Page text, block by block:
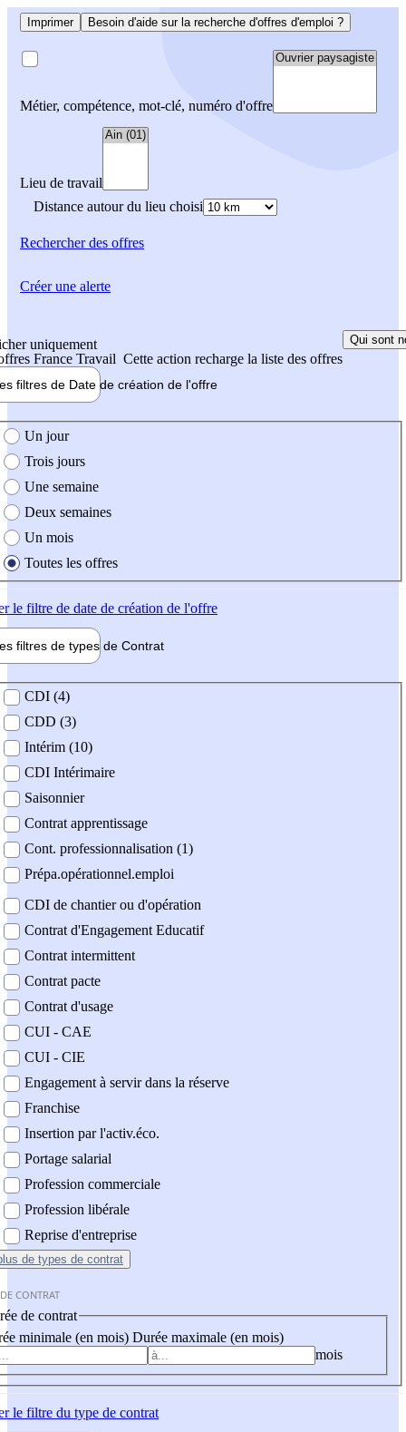
Imprimer Besoin d'aide sur la recherche d'offres d'emploi ?
Métier, compétence, mot-clé, numéro d'offre
Lieu de travail
Distance autour du lieu choisi
Rechercherdes offres
uniquement
France Travail Cette action recharge la liste des offres
Qui sont
filtres de Date de création de l'offre
création de l'offre
Un jour
Trois jours
Une semaine
Deux semaines
Un mois
Toutes les offres
le filtre de date de création de l'offre
filtres de types de Contrat
contrat
CDI (4)
CDD (3)
Intérim (10)
CDI Intérimaire
Saisonnier
Contrat apprentissage
Cont. professionnalisation (1)
Prépa.opérationnel.emploi
CDI de chantier ou d'opération
Contrat d'Engagement Educatif
Contrat intermittent
Contrat pacte
Contrat d'usage
CUI - CAE
CUI - CIE
Engagement à servir dans la réserve
Franchise
Insertion par l'activ.éco.
Portage salarial
Profession commerciale
Profession libérale
Reprise d'entreprise
de types de contrat
CONTRAT
de contrat
minimale (en mois) Durée maximale (en mois)
mois
le filtre du type de contrat
Créer une alerte